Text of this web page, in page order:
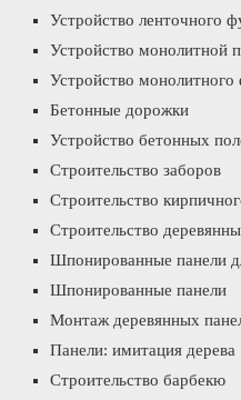
Устройство ленточного
Устройство монолитной
Устройство монолитного
Бетонные дорожки
Устройство бетонных
Строительство заборов
Строительство
Строительство
Шпонированные панели
Шпонированные панели
Монтаж деревянных
Панели: имитация дерева
Строительство барбекю